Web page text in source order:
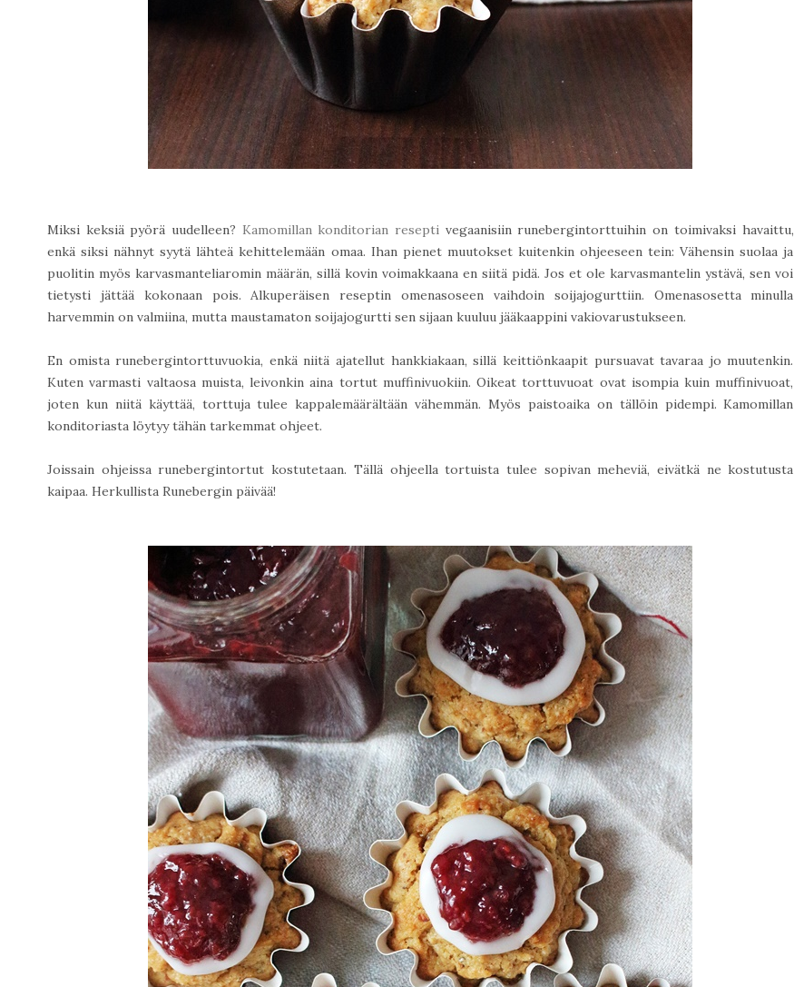
Miksi keksiä pyörä uudelleen? Kamomillan konditorian resepti vegaanisiin runebergintorttuihin on toimivaksi havaittu,
enkä siksi nähnyt syytä lähteä kehittelemään omaa. Ihan pienet muutokset kuitenkin ohjeeseen tein: Vähensin suolaa ja
puolitin myös karvasmanteliaromin määrän, sillä kovin voimakkaana en siitä pidä. Jos et ole karvasmantelin ystävä, sen voi
tietysti jättää kokonaan pois. Alkuperäisen reseptin omenasoseen vaihdoin soijajogurttiin. Omenasosetta minulla
harvemmin on valmiina, mutta maustamaton soijajogurtti sen sijaan kuuluu jääkaappini vakiovarustukseen.
En omista runebergintorttuvuokia, enkä niitä ajatellut hankkiakaan, sillä keittiönkaapit pursuavat tavaraa jo muutenkin.
Kuten varmasti valtaosa muista, leivonkin aina tortut muffinivuokiin. Oikeat torttuvuoat ovat isompia kuin muffinivuoat,
joten kun niitä käyttää, torttuja tulee kappalemäärältään vähemmän. Myös paistoaika on tällöin pidempi. Kamomillan
konditoriasta löytyy tähän tarkemmat ohjeet.
Joissain ohjeissa runebergintortut kostutetaan. Tällä ohjeella tortuista tulee sopivan meheviä, eivätkä ne kostutusta
kaipaa. Herkullista Runebergin päivää!